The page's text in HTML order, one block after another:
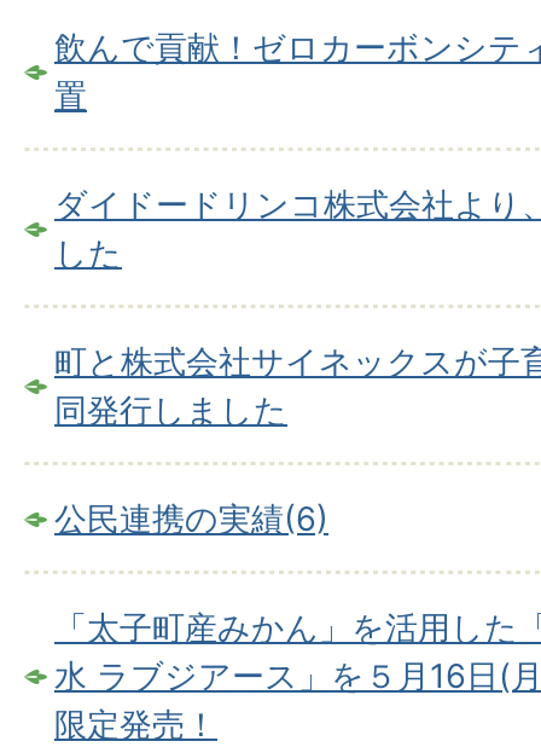
飲んで貢献！ゼロカーボンシテ
置
ダイドードリンコ株式会社より
した
町と株式会社サイネックスが子
同発行しました
公民連携の実績(6)
「太子町産みかん」を活用し
水 ラブジアース」を５月16日(
限定発売！